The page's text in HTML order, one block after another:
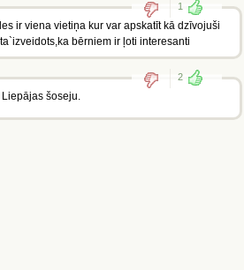
1
ir viena vietiņa kur var apskatīt kā dzīvojuši
bērniem ir ļoti interesanti
2
šoseju.